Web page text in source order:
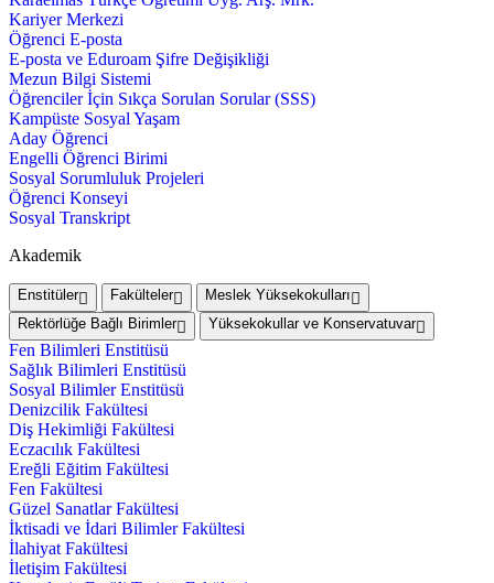
Kariyer Merkezi
Öğrenci E-posta
E-posta ve Eduroam Şifre Değişikliği
Mezun Bilgi Sistemi
Öğrenciler İçin Sıkça Sorulan Sorular (SSS)
Kampüste Sosyal Yaşam
Aday Öğrenci
Engelli Öğrenci Birimi
Sosyal Sorumluluk Projeleri
Öğrenci Konseyi
Sosyal Transkript
Akademik
Enstitüler Fakülteler
Meslek Yüksekokulları
Rektörlüğe Bağlı Birimler
Yüksekokullar ve Konservatuvar
Fen Bilimleri Enstitüsü
Sağlık Bilimleri Enstitüsü
Sosyal Bilimler Enstitüsü
Denizcilik Fakültesi
Diş Hekimliği Fakültesi
Eczacılık Fakültesi
Ereğli Eğitim Fakültesi
Fen Fakültesi
Güzel Sanatlar Fakültesi
İktisadi ve İdari Bilimler Fakültesi
İlahiyat Fakültesi
İletişim Fakültesi